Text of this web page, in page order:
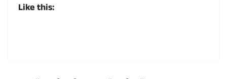
Like this: